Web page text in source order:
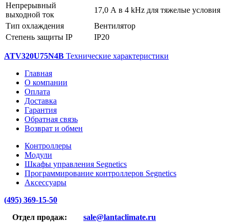
Непрерывный
выходной ток
17,0 А в 4 kHz для тяжелые условия
Тип охлаждения
Вентилятор
Степень защиты IP
IP20
ATV320U75N4B Технические характеристики
Главная
О компании
Оплата
Доставка
Гарантия
Обратная связь
Возврат и обмен
Контроллеры
Модули
Шкафы управления Segnetics
Программирование контроллеров Segnetics
Аксессуары
(495) 369-15-50
Отдел продаж: sale@lantaclimate.ru